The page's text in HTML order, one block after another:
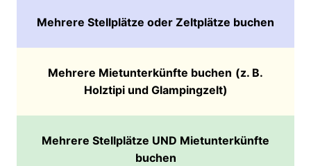
Mehrere Stellplätze oder Zeltplätze buchen
Mehrere Mietunterkünfte buchen (z. B.
Holztipi und Glampingzelt)
Mehrere Stellplätze UND Mietunterkünfte
buchen